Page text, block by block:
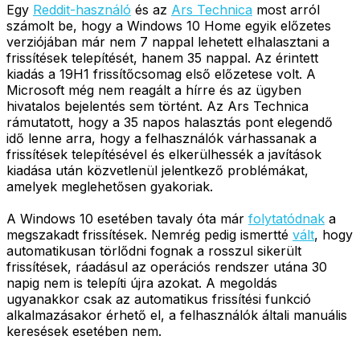
Egy Reddit-használó és az Ars Technica most arról
számolt be, hogy a Windows 10 Home egyik előzetes
verziójában már nem 7 nappal lehetett elhalasztani a
frissítések telepítését, hanem 35 nappal. Az érintett
kiadás a 19H1 frissítőcsomag első előzetese volt. A
Microsoft még nem reagált a hírre és az ügyben
hivatalos bejelentés sem történt. Az Ars Technica
rámutatott, hogy a 35 napos halasztás pont elegendő
idő lenne arra, hogy a felhasználók várhassanak a
frissítések telepítésével és elkerülhessék a javítások
kiadása után közvetlenül jelentkező problémákat,
amelyek meglehetősen gyakoriak.
A Windows 10 esetében tavaly óta már folytatódnak a
megszakadt frissítések. Nemrég pedig ismertté vált, hogy
automatikusan törlődni fognak a rosszul sikerült
frissítések, ráadásul az operációs rendszer utána 30
napig nem is telepíti újra azokat. A megoldás
ugyanakkor csak az automatikus frissítési funkció
alkalmazásakor érhető el, a felhasználók általi manuális
keresések esetében nem.